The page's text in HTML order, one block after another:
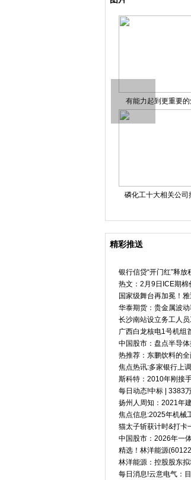
有能力起到更重要
磷化工十大相关公司
精彩推送
银行信贷“开门红”释
热文：2月9日ICE期棉
国家级舞台再加冕！
华泰期货：贵金属波
长沙南站设立务工人
广西白龙核电1号机组
中国股市：盘点半导
热推荐：东鹏饮料的
焦点热讯:多家银行上
斯科特：2010年刚接
每日动态!中标 | 3383
扬州人周知：2021年
焦点信息:2025年机械
猫太子斩获计时&打卡
中国股市：2026年一
精选！林洋能源
林洋能源：控股股东
每日消息!云意电气：